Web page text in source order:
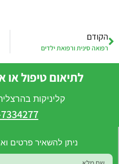
הקודם
רפואה סינית ורפואת ילדים
לתיאום טיפול או
קליניקות
ניתן להשאיר פרטים